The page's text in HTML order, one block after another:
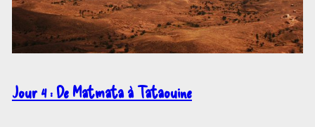
Jour 4 : De Matmata à Tataouine